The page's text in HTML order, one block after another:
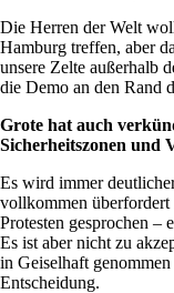
Die Herren der Welt
Hamburg treffen, aber
unsere Zelte außerhalb
die Demo an den Rand
Grote hat auch
Sicherheitszonen und
Es wird immer
vollkommen
Protesten gesprochen –
Es ist aber nicht zu
in Geiselhaft
Entscheidung.